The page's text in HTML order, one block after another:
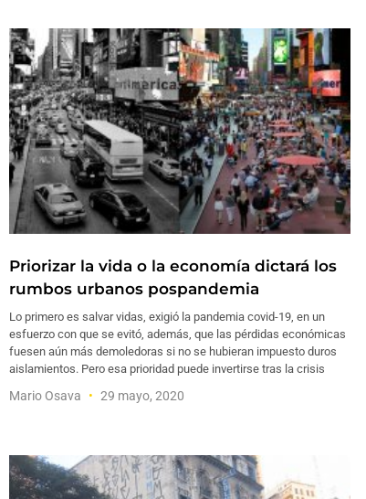
Priorizar la vida o la economía dictará los
rumbos urbanos pospandemia
Lo primero es salvar vidas, exigió la pandemia covid-19, en un
esfuerzo con que se evitó, además, que las pérdidas económicas
fuesen aún más demoledoras si no se hubieran impuesto duros
aislamientos. Pero esa prioridad puede invertirse tras la crisis
Mario Osava 29 mayo, 2020